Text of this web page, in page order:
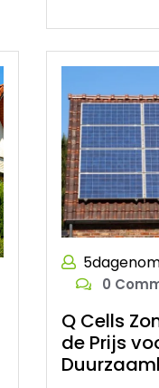
0
Q Cells
de Prijs